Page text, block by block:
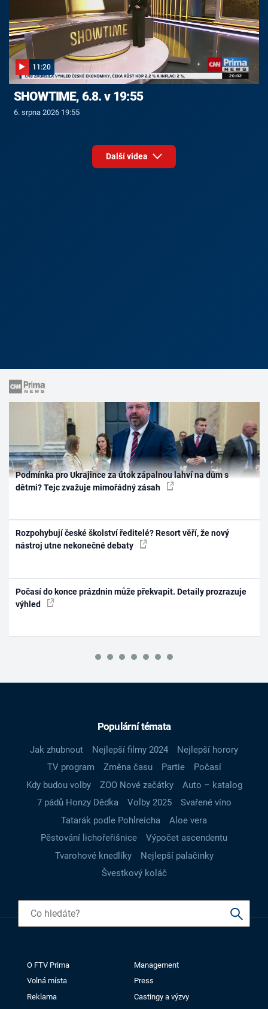
11:20
SHOWTIME, 6.8. v 19:55
6. srpna 2026 19:55
Další videa
Podmínka pro Ukrajince za útok zápalnou lahví na dům s
dětmi? Tejc zvažuje mimořádný zásah
Rozpohybují české školství ředitelé? Resort věří, že nový
nástroj utne nekonečné debaty
Počasí do konce prázdnin může překvapit. Detaily prozrazuje
výhled
Populární témata
Jak zhubnout Nejlepší filmy 2024
Nejlepší horory
TV program
Změna času Partie
Počasí
Kdy budou volby
ZOO Nové začátky
Auto – katalog
7 pádů Honzy Dědka
Volby 2025
Svařené víno
Tatarák podle Pohlreicha
Aloe vera
Pěstování lichořeřišnice
Výpočet ascendentu
Tvarohové knedlíky
Nejlepší palačinky
Švestkový koláč
O FTV Prima
Management
Volná místa
Press
Reklama
Castingy a výzvy